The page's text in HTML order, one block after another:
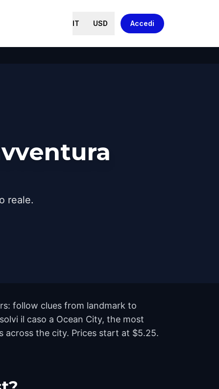
IT USD Accedi
reale.
follow clues from landmark to
il caso a Ocean City, the most
across the city. Prices start at $5.25.